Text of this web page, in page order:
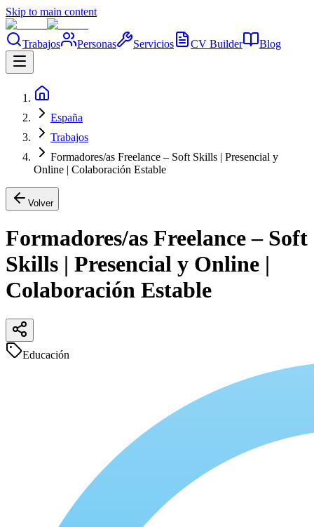
Skip to main content
Trabajos Personas Servicios CV Builder Blog
España
Trabajos
Formadores/as Freelance – Soft Skills | Presencial y
Online | Colaboración Estable
Volver
Formadores/as Freelance – Soft
Skills | Presencial y Online |
Colaboración Estable
Educación